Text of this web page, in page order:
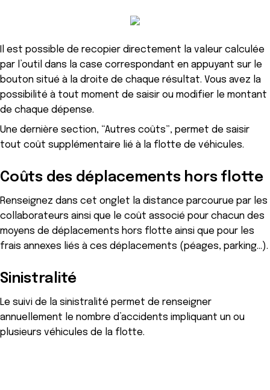
Il est possible de recopier directement la valeur calculée
par l’outil dans la case correspondant en appuyant sur le
bouton situé à la droite de chaque résultat. Vous avez la
possibilité à tout moment de saisir ou modifier le montant
de chaque dépense.
Une dernière section, “Autres coûts”, permet de saisir
tout coût supplémentaire lié à la flotte de véhicules.
Coûts des déplacements hors flotte
Renseignez dans cet onglet la distance parcourue par les
collaborateurs ainsi que le coût associé pour chacun des
moyens de déplacements hors flotte ainsi que pour les
frais annexes liés à ces déplacements (péages, parking…).
Sinistralité
Le suivi de la sinistralité permet de renseigner
annuellement le nombre d’accidents impliquant un ou
plusieurs véhicules de la flotte.